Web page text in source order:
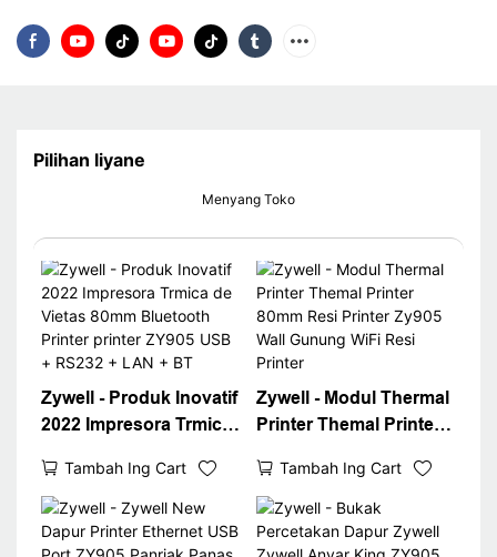
Pilihan liyane
Menyang Toko
Zywell - Produk Inovatif
2022 Impresora Trmica
Bluetooth Printer
printer ZY905 USB +
RS232 + LAN + BT
Tambah Ing Cart
Zywell - Modul Thermal
Printer Themal Printer
Zy905 Wall Gunung
WiFi Resi Printer
Tambah Ing Cart